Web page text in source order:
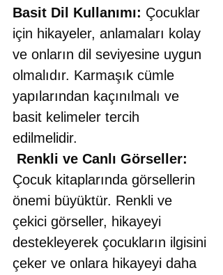
Basit Dil Kullanımı: Çocuklar
için hikayeler, anlamaları kolay
ve onların dil seviyesine uygun
olmalıdır. Karmaşık cümle
yapılarından kaçınılmalı ve
basit kelimeler tercih
edilmelidir.
Renkli ve Canlı Görseller:
Çocuk kitaplarında görsellerin
önemi büyüktür. Renkli ve
çekici görseller, hikayeyi
destekleyerek çocukların ilgisini
çeker ve onlara hikayeyi daha